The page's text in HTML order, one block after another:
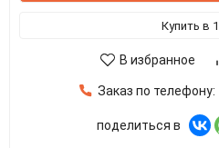
Купить в
В избранное
Заказ по телефону:
поделиться в